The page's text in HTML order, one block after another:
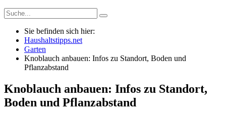
Sie befinden sich hier:
Haushaltstipps.net
Garten
Knoblauch anbauen: Infos zu Standort, Boden und
Pflanzabstand
Knoblauch anbauen: Infos zu Standort,
Boden und Pflanzabstand